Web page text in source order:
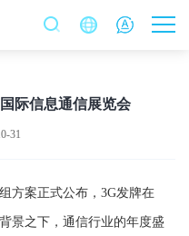
际信息通信展览会
31
方案正式公布，3G发牌在
景之下，通信行业的年度盛